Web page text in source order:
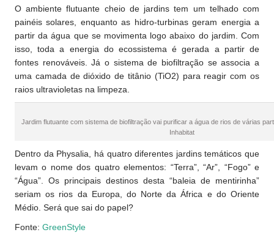
O ambiente flutuante cheio de jardins tem um telhado com
painéis solares, enquanto as hidro-turbinas geram energia a
partir da água que se movimenta logo abaixo do jardim. Com
isso, toda a energia do ecossistema é gerada a partir de
fontes renováveis. Já o sistema de biofiltração se associa a
uma camada de dióxido de titânio (TiO2) para reagir com os
raios ultravioletas na limpeza.
Jardim flutuante com sistema de biofiltração vai purificar a água de rios de várias
Inhabitat
Dentro da Physalia, há quatro diferentes jardins temáticos que
levam o nome dos quatro elementos: “Terra”, “Ar”, “Fogo” e
“Água”. Os principais destinos desta “baleia de mentirinha”
seriam os rios da Europa, do Norte da África e do Oriente
Médio. Será que sai do papel?
Fonte: GreenStyle